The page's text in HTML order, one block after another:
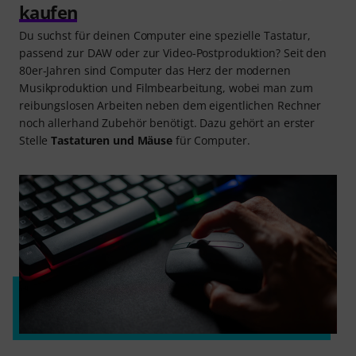
kaufen
Du suchst für deinen Computer eine spezielle Tastatur,
passend zur DAW oder zur Video-Postproduktion? Seit den
80er-Jahren sind Computer das Herz der modernen
Musikproduktion und Filmbearbeitung, wobei man zum
reibungslosen Arbeiten neben dem eigentlichen Rechner
noch allerhand Zubehör benötigt. Dazu gehört an erster
StelleTastaturen und Mäuse für Computer.